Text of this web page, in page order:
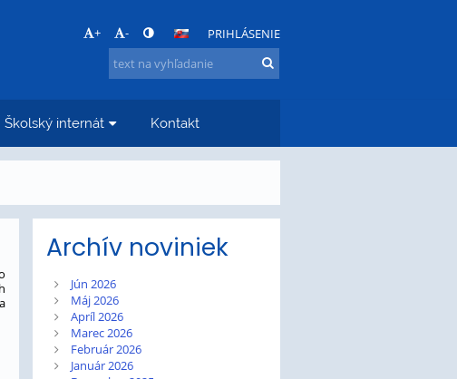
+ - PRIHLÁSENIE
Školský internát Kontakt
Archív noviniek
Jún 2026
Máj 2026
Apríl 2026
Marec 2026
Február 2026
Január 2026